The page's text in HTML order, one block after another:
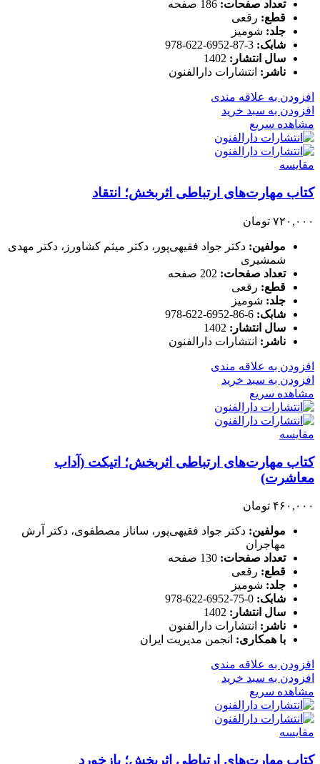
تعداد صفحات:
قطع: رقعی
جلد: شومیز
شابک:
سال انتشار:
ناشر: انتشارات دارالفنون
افزودن به علاقه مندی
افزودن به سبد خرید
مشاهده سریع
مقایسه
کتاب مهارت‌های ارتباطی اثربخش؛ انتقاد
۷۲۰,۰۰۰ تومان
مولفین: دکتر جواد فقیهی‌پور، دکتر میثم کشاورز، دکتر مهدی
شمشیری
تعداد صفحات:
قطع: رقعی
جلد: شومیز
شابک:
سال انتشار:
ناشر: انتشارات دارالفنون
افزودن به علاقه مندی
افزودن به سبد خرید
مشاهده سریع
مقایسه
کتاب مهارت‌های ارتباطی اثربخش؛ اتیکت (آداب
معاشرت)
۴۶۰,۰۰۰ تومان
مولفین: دکتر جواد فقیهی‌پور، ساناز مصطفوی، دکتر آرش
مهاجران
تعداد صفحات:
قطع: رقعی
جلد: شومیز
شابک:
سال انتشار:
ناشر: انتشارات دارالفنون
با همکاری: انجمن مدیریت ایران
افزودن به علاقه مندی
افزودن به سبد خرید
مشاهده سریع
مقایسه
کتاب مهارت‌های ارتباطی اثربخش؛ بازخورد